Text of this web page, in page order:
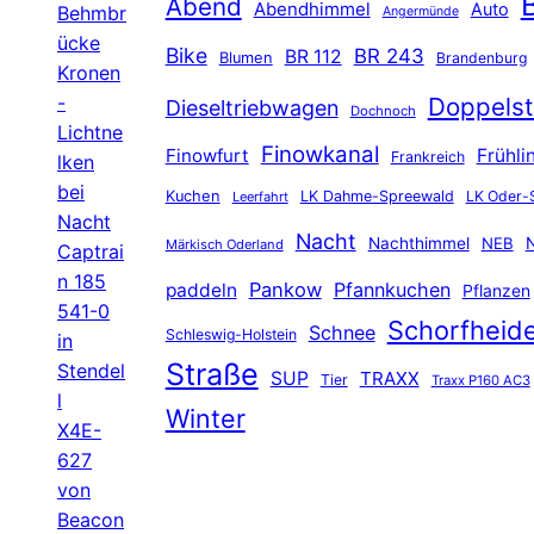
Behmbr
ücke
Kronen
-
Lichtne
lken
bei
Nacht
Captrai
n 185
541-0
in
Stendel
l
X4E-
627
von
Beacon
Abend Abendhimmel Angermünde Auto
Bike Blumen BR 112 BR 243 Brandenburg
Dieseltriebwagen Dochnoch
Finowfurt Finowkanal Frankreich
Kuchen Leerfahrt LK Dahme-Spreewald LK Oder-
Märkisch Oderland Nacht Nachthimmel NEB
paddeln Pankow Pfannkuchen Pflanzen
Schleswig-Holstein Schnee
Straße SUP Tier TRAXX Traxx P160 AC3
Winter